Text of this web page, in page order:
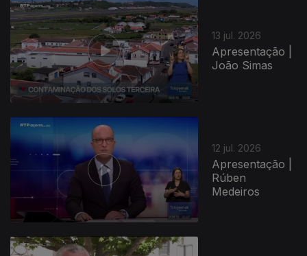
13 jul. 2026
Apresentação |
João Simas
12 jul. 2026
Apresentação |
Rúben
Medeiros